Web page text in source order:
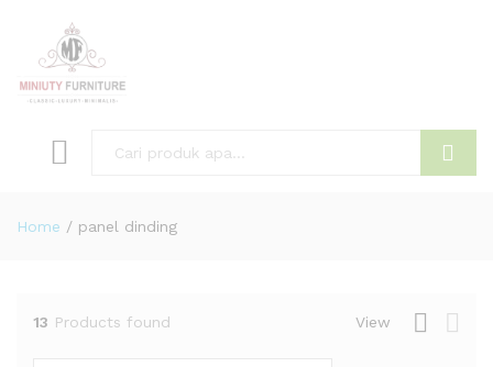
Home / panel dinding
13 Products found View